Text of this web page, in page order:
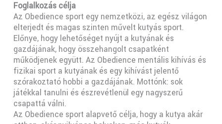
Foglalkozás célja
Az Obedience sport egy nemzetközi, az egész világon
elterjedt és magas szinten művelt kutyás sport.
Előnye, hogy lehetőséget nyújt a kutyának és
gazdájának, hogy összehangolt csapatként
működjenek együtt. Az Obedience mentális kihívás és
fizikai sport a kutyának és egy kihívást jelentő
szórakoztató hobbi a gazdájának. Mottónk: sok
játékkal tanulni és észrevétlenül egy nagyszerű
csapattá válni.
Az Obedience sport alapvető célja, hogy a kutya akár